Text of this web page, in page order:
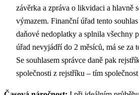
závěrka a zpráva o likvidaci a hlavně
výmazem. Finanční úřad tento
daňové nedoplatky a splnila všechny
úřad nevyjádří do 2 měsíců, má se za
Se souhlasem správce daně pak
společnosti z rejstříku – tím